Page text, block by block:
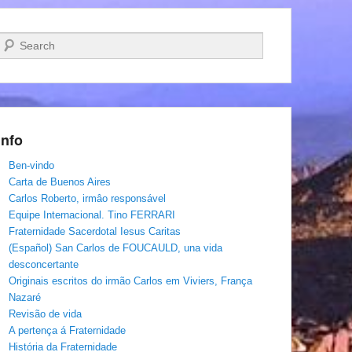
Pesquisar…
Ben-vindo
Carta de Buenos Aires
Carlos Roberto, irmâo responsável
Equipe Internacional. Tino FERRARI
Fraternidade Sacerdotal Iesus Caritas
(Español) San Carlos de FOUCAULD, una vida
desconcertante
Originais escritos do irmão Carlos em Viviers, França
Nazaré
Revisão de vida
A pertença á Fraternidade
História da Fraternidade